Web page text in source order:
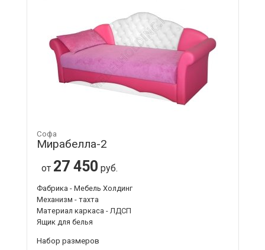
Софа
Мирабелла-2
от 27 450 руб.
Фабрика - Мебель Холдинг
Механизм - тахта
Материал каркаса - ЛДСП
Ящик для белья
Набор размеров